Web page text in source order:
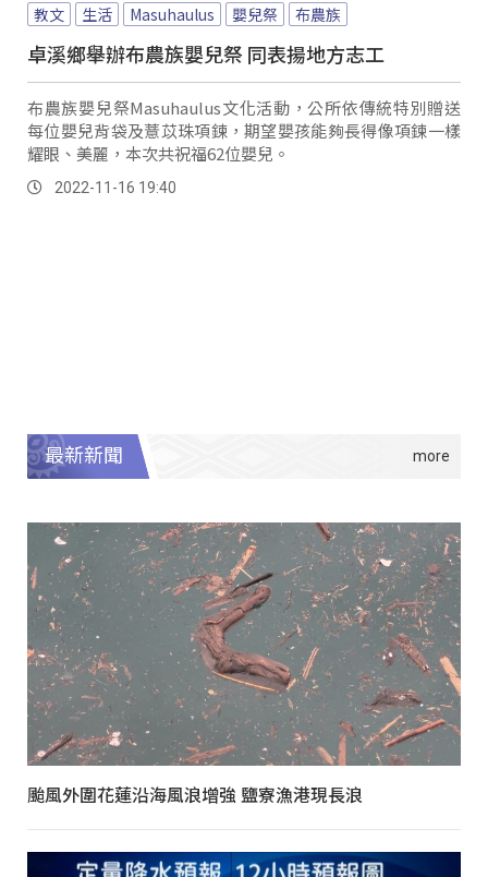
教文 生活 Masuhaulus 嬰兒祭 布農族
卓溪鄉舉辦布農族嬰兒祭 同表揚地方志工
布農族嬰兒祭Masuhaulus文化活動，公所依傳統特別贈送
每位嬰兒背袋及薏苡珠項鍊，期望嬰孩能夠長得像項鍊一樣
耀眼、美麗，本次共祝福62位嬰兒。
2022-11-16 19:40
最新新聞
颱風外圍花蓮沿海風浪增強 鹽寮漁港現長浪